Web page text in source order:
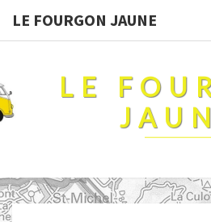
LE FOURGON JAUNE
LE